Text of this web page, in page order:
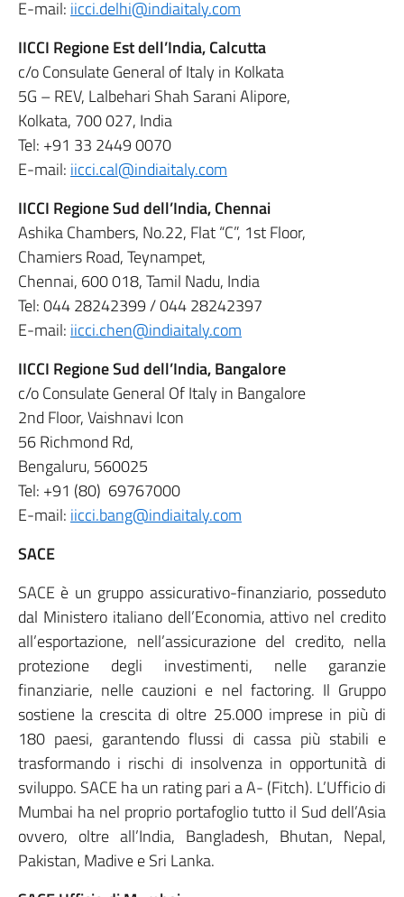
E-mail: iicci.delhi@indiaitaly.com
IICCI Regione Est dell’India, Calcutta
c/o Consulate General of Italy in Kolkata
5G – REV, Lalbehari Shah Sarani Alipore,
Kolkata, 700 027, India
Tel: +91 33 2449 0070
E-mail: iicci.cal@indiaitaly.com
IICCI Regione Sud dell’India, Chennai
Ashika Chambers, No.22, Flat “C”, 1st Floor,
Chamiers Road, Teynampet,
Chennai, 600 018, Tamil Nadu, India
Tel: 044 28242399 / 044 28242397
E-mail: iicci.chen@indiaitaly.com
IICCI Regione Sud dell’India, Bangalore
c/o Consulate General Of Italy in Bangalore
2nd Floor, Vaishnavi Icon
56 Richmond Rd,
Bengaluru, 560025
Tel: +91 (80) 69767000
E-mail: iicci.bang@indiaitaly.com
SACE
SACE è un gruppo assicurativo-finanziario, posseduto
dal Ministero italiano dell’Economia, attivo nel credito
all’esportazione, nell’assicurazione del credito, nella
protezione degli investimenti, nelle garanzie
finanziarie, nelle cauzioni e nel factoring. Il Gruppo
sostiene la crescita di oltre 25.000 imprese in più di
180 paesi, garantendo flussi di cassa più stabili e
trasformando i rischi di insolvenza in opportunità di
sviluppo. SACE ha un rating pari a A- (Fitch). L’Ufficio di
Mumbai ha nel proprio portafoglio tutto il Sud dell’Asia
ovvero, oltre all’India, Bangladesh, Bhutan, Nepal,
Pakistan, Madive e Sri Lanka.